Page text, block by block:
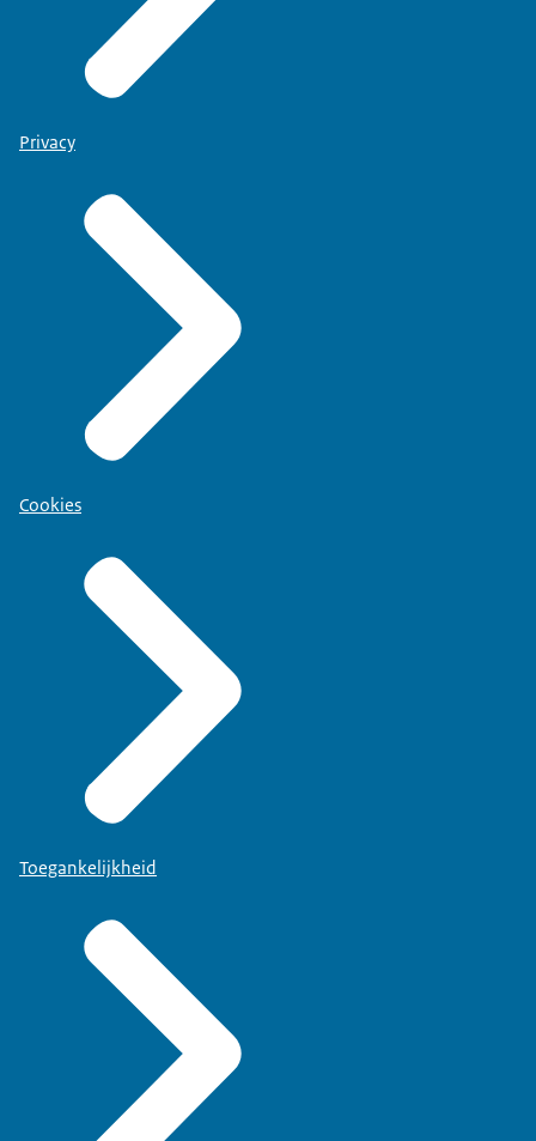
Privacy
Cookies
Toegankelijkheid